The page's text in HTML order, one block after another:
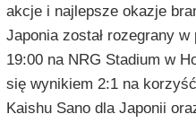
akcje i najlepsze okazje
Japonia został rozegrany w
19:00 na NRG Stadium w
się wynikiem 2:1 na
Kaishu Sano dla Japonii